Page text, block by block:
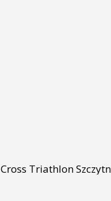
Cross Triathlon